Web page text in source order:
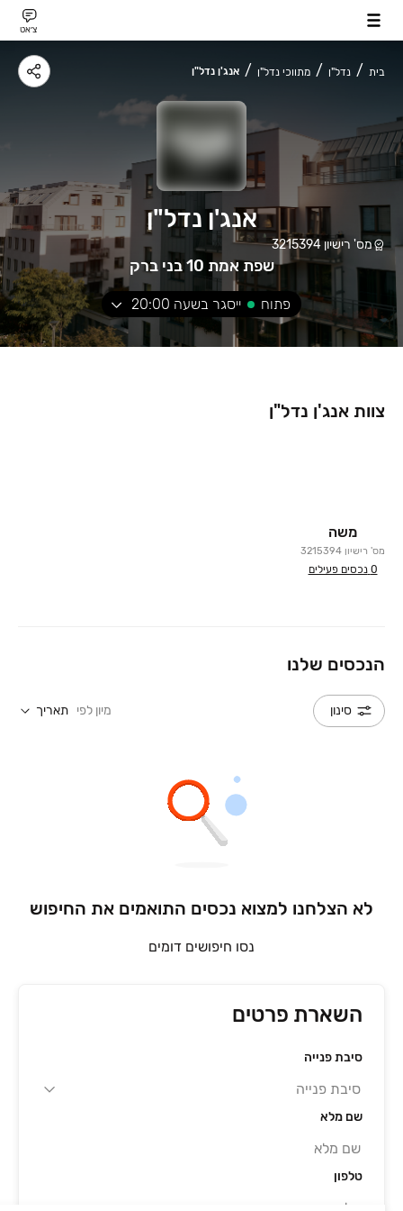
צ׳אט
בית נדל"ן מתווכי נדל"ן אנג'ן נדל"ן
אנג'ן נדל"ן
מס' רישיון3215394
שפת אמת 10 בני ברק
פתוח ייסגר בשעה 20:00
צוות אנג'ן נדל"ן
משה
מס' רישיון 3215394
0 נכסים פעילים
הנכסים שלנו
סינון מיון לפי תאריך
לא הצלחנו למצוא נכסים התואמים את החיפוש
נסו חיפושים דומים
השארת פרטים
סיבת פנייה
שם מלא
טלפון